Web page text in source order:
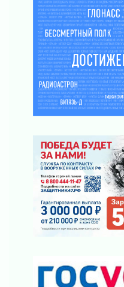
Музеи Ленобласти
03 августа 2026
Новая площадка:
03 августа 2026
Часть медиков в
рассчитывать на
03 августа 2026
За сутки в
ликвидировали 10
Клюква
просится
03 августа 2026
Строительные
подняли зарплаты
03 августа 2026
Шесть новых
Уроки
03 августа 2026